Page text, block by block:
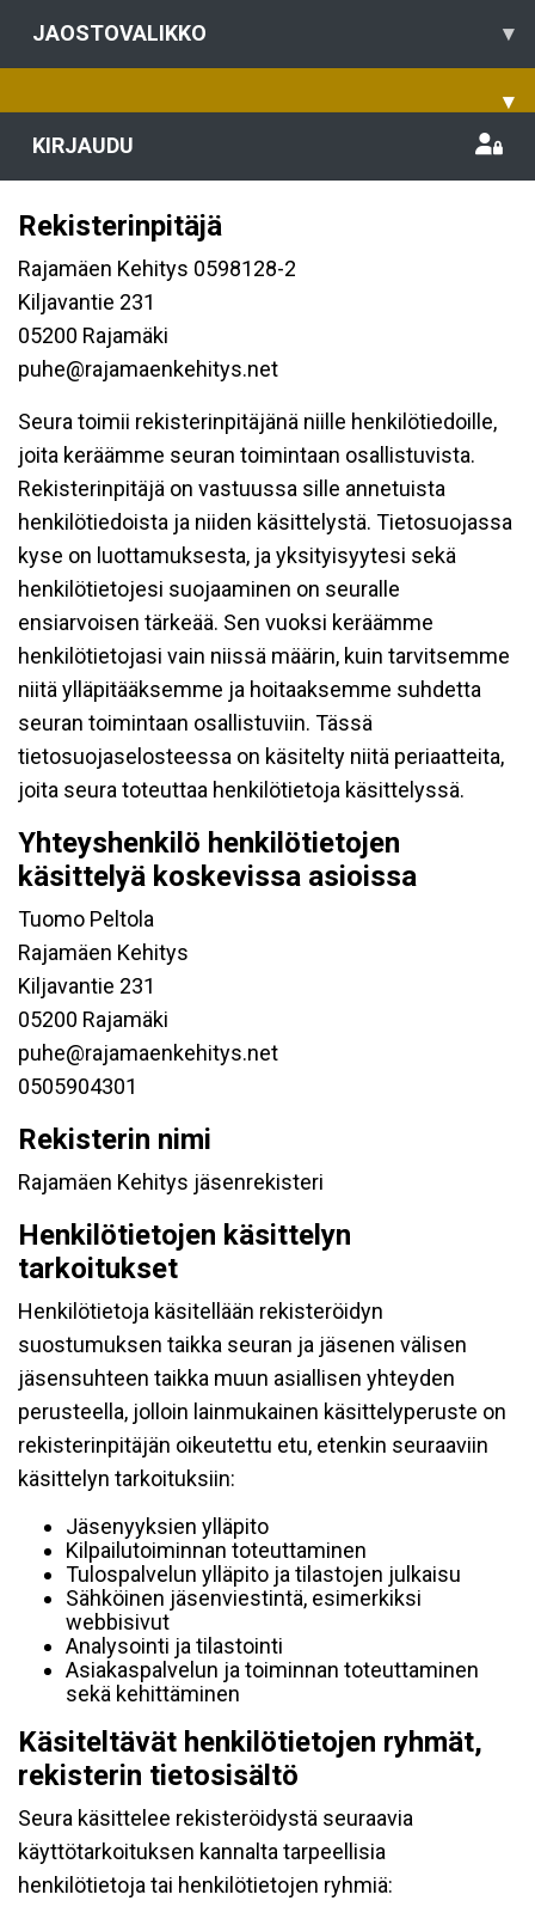
JAOSTOVALIKKO ▾
▾
KIRJAUDU
Rekisterinpitäjä
Rajamäen Kehitys 0598128-2
Kiljavantie 231
05200 Rajamäki
puhe@rajamaenkehitys.net
Seura toimii rekisterinpitäjänä niille henkilötiedoille,
joita keräämme seuran toimintaan osallistuvista.
Rekisterinpitäjä on vastuussa sille annetuista
henkilötiedoista ja niiden käsittelystä. Tietosuojassa
kyse on luottamuksesta, ja yksityisyytesi sekä
henkilötietojesi suojaaminen on seuralle
ensiarvoisen tärkeää. Sen vuoksi keräämme
henkilötietojasi vain niissä määrin, kuin tarvitsemme
niitä ylläpitääksemme ja hoitaaksemme suhdetta
seuran toimintaan osallistuviin. Tässä
tietosuojaselosteessa on käsitelty niitä periaatteita,
joita seura toteuttaa henkilötietoja käsittelyssä.
Yhteyshenkilö henkilötietojen
käsittelyä koskevissa asioissa
Tuomo Peltola
Rajamäen Kehitys
Kiljavantie 231
05200 Rajamäki
puhe@rajamaenkehitys.net
0505904301
Rekisterin nimi
Rajamäen Kehitys jäsenrekisteri
Henkilötietojen käsittelyn
tarkoitukset
Henkilötietoja käsitellään rekisteröidyn
suostumuksen taikka seuran ja jäsenen välisen
jäsensuhteen taikka muun asiallisen yhteyden
perusteella, jolloin lainmukainen käsittelyperuste on
rekisterinpitäjän oikeutettu etu, etenkin seuraaviin
käsittelyn tarkoituksiin:
Jäsenyyksien ylläpito
Kilpailutoiminnan toteuttaminen
Tulospalvelun ylläpito ja tilastojen julkaisu
Sähköinen jäsenviestintä, esimerkiksi
webbisivut
Analysointi ja tilastointi
Asiakaspalvelun ja toiminnan toteuttaminen
sekä kehittäminen
Käsiteltävät henkilötietojen ryhmät,
rekisterin tietosisältö
Seura käsittelee rekisteröidystä seuraavia
käyttötarkoituksen kannalta tarpeellisia
henkilötietoja tai henkilötietojen ryhmiä: